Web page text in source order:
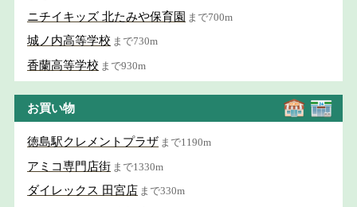
ニチイキッズ 北たみや保育園 まで700m
城ノ内高等学校 まで730m
香蘭高等学校 まで930m
お買い物
徳島駅クレメントプラザ まで1190m
アミコ専門店街 まで1330m
ダイレックス 田宮店 まで330m